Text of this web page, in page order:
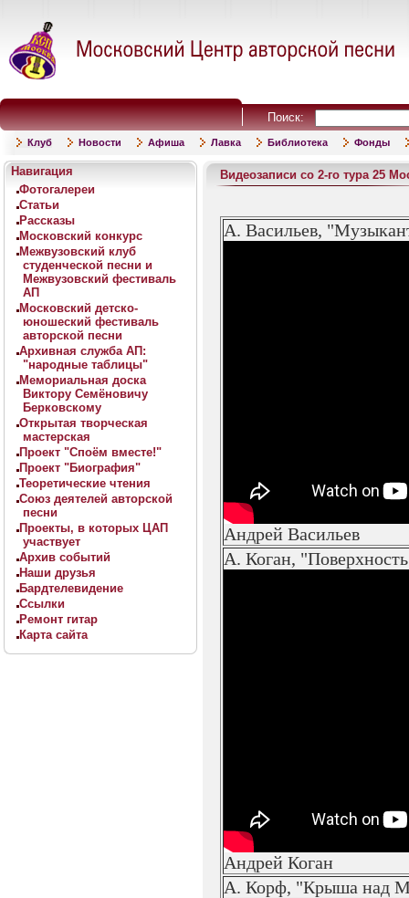
Поиск:
Клуб Новости Афиша Лавка Библиотека Фонды
Навигация
Фотогалереи
Статьи
Рассказы
Московский конкурс
Межвузовский клуб
студенческой песни и
Межвузовский фестиваль
АП
Московский детско-
юношеский фестиваль
авторской песни
Архивная служба АП:
"народные таблицы"
Мемориальная доска
Виктору Семёновичу
Берковскому
Открытая творческая
мастерская
Проект "Споём вместе!"
Проект "Биография"
Теоретические чтения
Союз деятелей авторской
песни
Проекты, в которых ЦАП
участвует
Архив событий
Наши друзья
Бардтелевидение
Ссылки
Ремонт гитар
Карта сайта
Видеозаписи со 2-го тура 25
А. Васильев,
Андрей Васильев
А. Коган,
Андрей Коган
А. Корф, "Крыша над